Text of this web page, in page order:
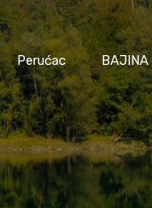
Perućac BAJINA